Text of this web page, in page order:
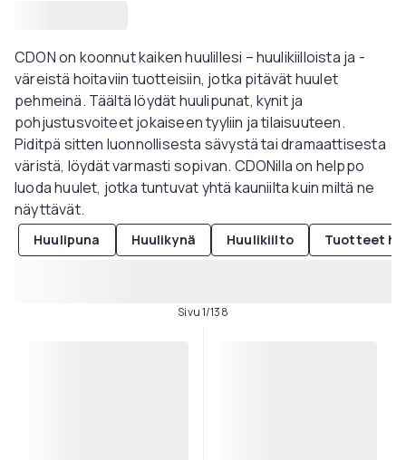
CDON on koonnut kaiken huulillesi – huulikiilloista ja -
väreistä hoitaviin tuotteisiin, jotka pitävät huulet
pehmeinä. Täältä löydät huulipunat, kynit ja
pohjustusvoiteet jokaiseen tyyliin ja tilaisuuteen.
Piditpä sitten luonnollisesta sävystä tai dramaattisesta
väristä, löydät varmasti sopivan. CDONilla on helppo
luoda huulet, jotka tuntuvat yhtä kauniilta kuin miltä ne
näyttävät.
Huulipuna Huulikynä Huulikiilto Tuotteet
Sivu 1/138